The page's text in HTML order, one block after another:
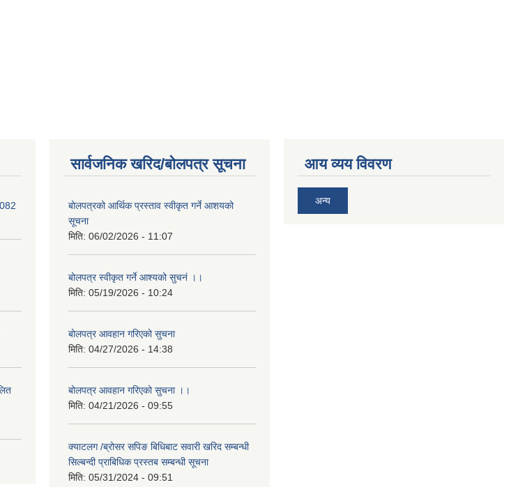
सार्वजनिक खरिद/बोलपत्र सूचना
बोलपत्रको आर्थिक प्रस्ताव स्वीकृत गर्ने आशयको
सूचना
मिति: 06/02/2026 - 11:07
बोलपत्र स्वीकृत गर्ने आश्यको सुचनं ।।
मिति: 05/19/2026 - 10:24
बोलपत्र आवहान गरिएको सुचना
मिति: 04/27/2026 - 14:38
बोलपत्र आवहान गरिएको सुचना ।।
मिति: 04/21/2026 - 09:55
क्याटलग /ब्रोसर सपिङ बिधिबाट सवारी खरिद सम्बन्धी
सिल्बन्दी प्राबिधिक प्रस्तब सम्बन्धी सूचना
मिति: 05/31/2024 - 09:51
आय व्यय विवरण
अन्य